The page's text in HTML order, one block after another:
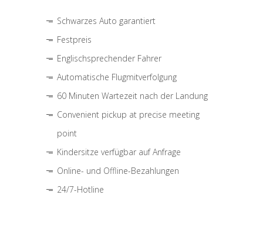
Schwarzes Auto garantiert
Festpreis
Englischsprechender Fahrer
Automatische Flugmitverfolgung
60 Minuten Wartezeit nach der Landung
Convenient pickup at precise meeting
point
Kindersitze verfügbar auf Anfrage
Online- und Offline-Bezahlungen
24/7-Hotline